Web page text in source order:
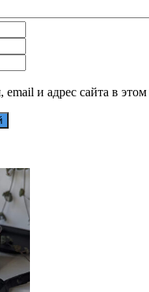
и адрес сайта в